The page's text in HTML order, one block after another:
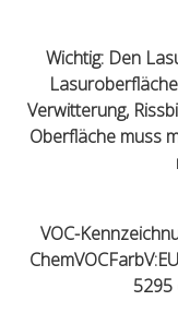
Wichtig: Den
Verwitterung,
Oberfläche muss
VOC-
5295